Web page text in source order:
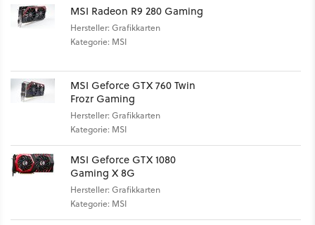
MSI Radeon R9 280 Gaming
Hersteller: Grafikkarten
Kategorie: MSI
MSI Geforce GTX 760 Twin
Frozr Gaming
Hersteller: Grafikkarten
Kategorie: MSI
MSI Geforce GTX 1080
Gaming X 8G
Hersteller: Grafikkarten
Kategorie: MSI